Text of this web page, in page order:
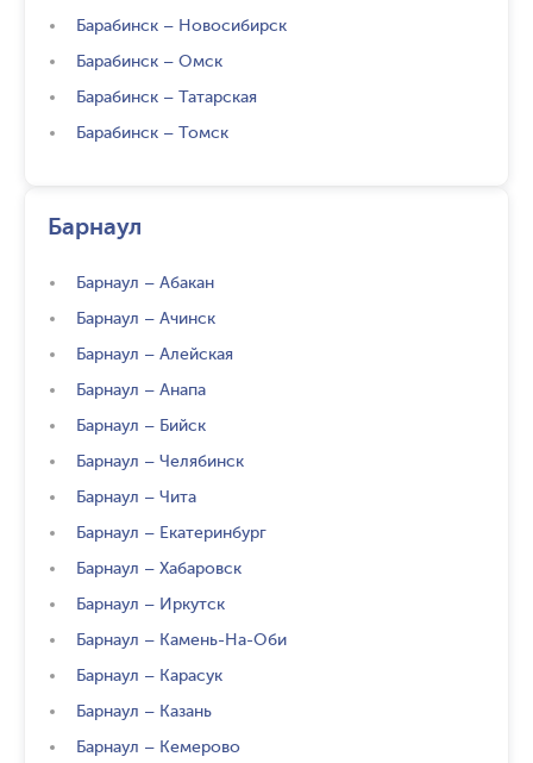
Барабинск – Новосибирск
Барабинск – Омск
Барабинск – Татарская
Барабинск – Томск
Барнаул
Барнаул – Абакан
Барнаул – Ачинск
Барнаул – Алейская
Барнаул – Анапа
Барнаул – Бийск
Барнаул – Челябинск
Барнаул – Чита
Барнаул – Екатеринбург
Барнаул – Хабаровск
Барнаул – Иркутск
Барнаул – Камень-На-Оби
Барнаул – Карасук
Барнаул – Казань
Барнаул – Кемерово